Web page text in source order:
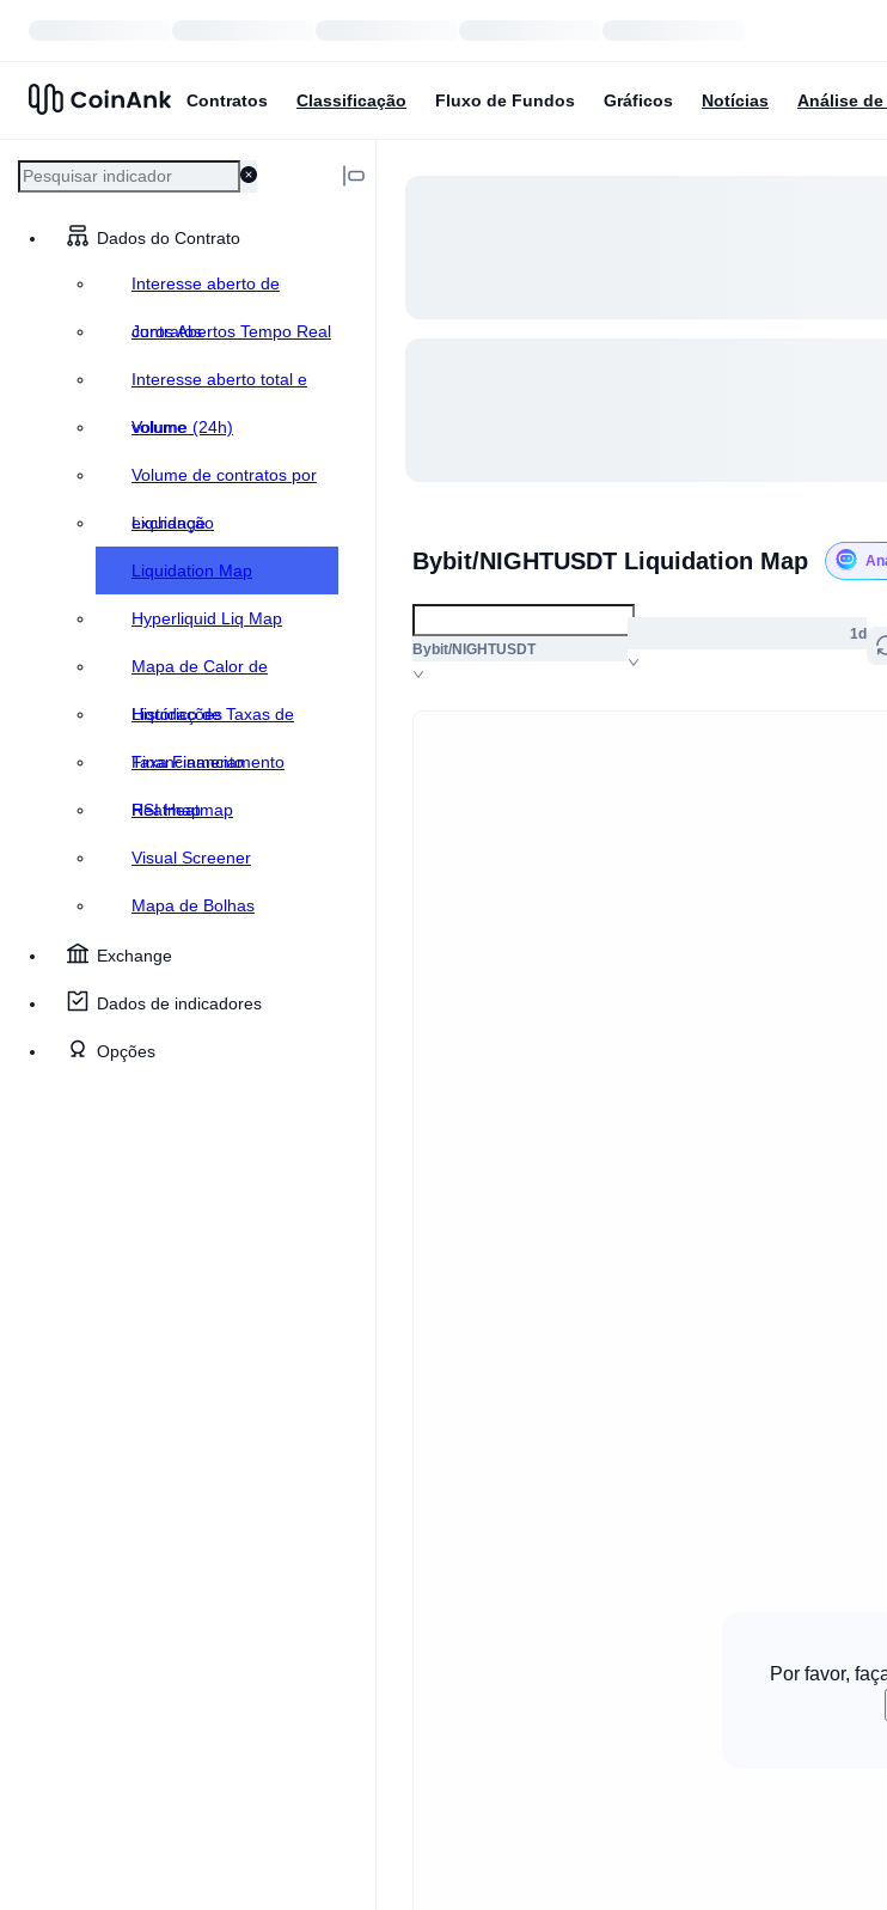
Contratos Classificação Fluxo de Fundos Gráficos Notícias Análise de
Dados do Contrato
Interesse aberto de
contratos
Juros Abertos Tempo Real
Interesse aberto total e
volume
Volume (24h)
Volume de contratos por
exchange
Liquidação
Liquidation Map
Hyperliquid Liq Map
Mapa de Calor de
Liquidações
Histórico de Taxas de
Financiamento
Taxa Financiamento
Heatmap
RSI Heatmap
Visual Screener
Mapa de Bolhas
Exchange
Dados de indicadores
Opções
Bybit/NIGHTUSDT Liquidation Map
Bybit/NIGHTUSDT
1d
Por favor,